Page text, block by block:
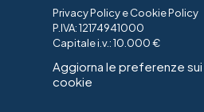
Privacy PolicyeCookie Policy
P.IVA: 12174941000
Capitale i.v.: 10.000 €
Aggiorna le preferenze sui
cookie